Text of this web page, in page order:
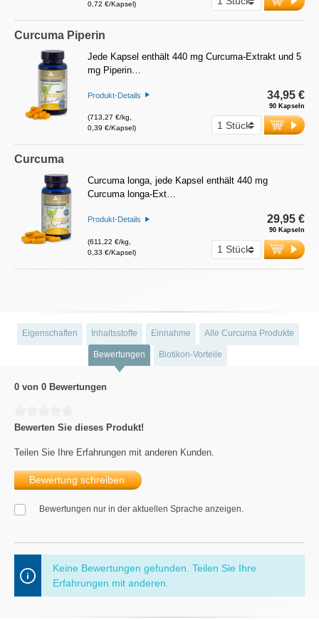
0,72 €/Kapsel)
Curcuma Piperin
Jede Kapsel enthält 440 mg Curcuma-Extrakt und 5
mg Piperin…
Produkt-Details
(713,27 €/kg,
0,39 €/Kapsel)
90 Kapseln
34,95 €
Curcuma
Curcuma longa, jede Kapsel enthält 440 mg
Curcuma longa-Ext…
Produkt-Details
(611,22 €/kg,
0,33 €/Kapsel)
90 Kapseln
29,95 €
Eigenschaften Inhaltsstoffe Einnahme Alle Curcuma Produkte
Bewertungen Biotikon-Vorteile
0 von 0 Bewertungen
Bewerten Sie dieses Produkt!
Teilen Sie Ihre Erfahrungen mit anderen Kunden.
Bewertung schreiben
Bewertungen nur in der aktuellen Sprache anzeigen.
Keine Bewertungen gefunden. Teilen Sie Ihre
Erfahrungen mit anderen.